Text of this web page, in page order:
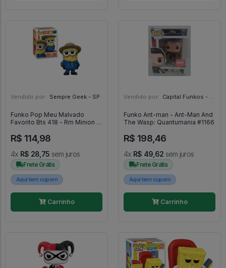
Vendido por: Sempre Geek - SP
Funko Pop Meu Malvado
Favorito Bts 418 - Rm Minion -
R$ 114,98
4x R$ 28,75 sem juros
Frete Grátis
Aqui tem cupom
Carrinho
Vendido por: Capital Funkos - DF
Funko Ant-man - Ant-Man And
The Wasp: Quantumania #1166
R$ 198,46
4x R$ 49,62 sem juros
Frete Grátis
Aqui tem cupom
Carrinho